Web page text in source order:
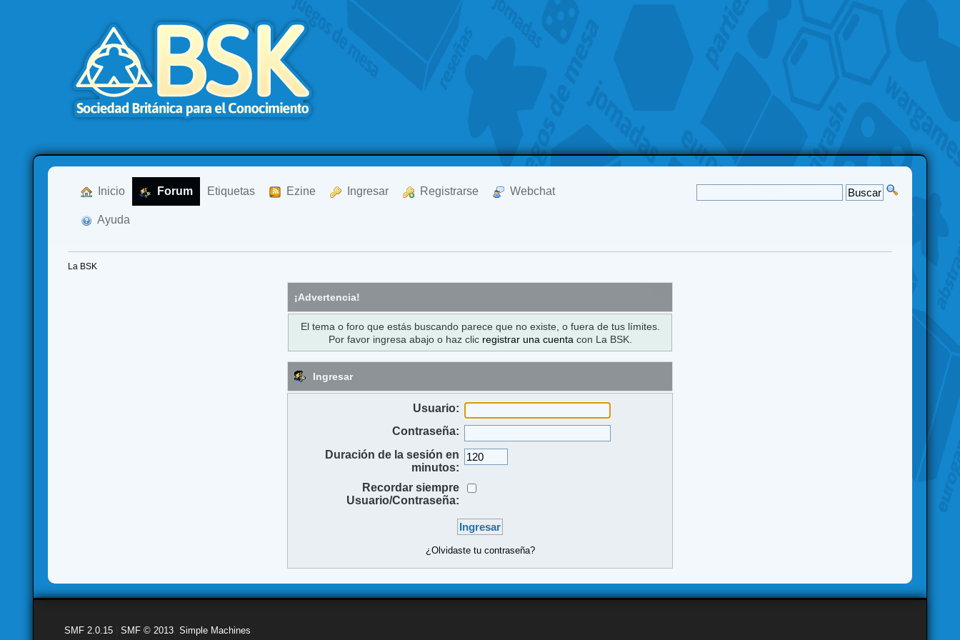
Inicio Forum Etiquetas Ezine Ingresar Registrarse Webchat
Ayuda
La BSK
¡Advertencia!
El tema o foro que estás buscando parece que no existe, o fuera de tus límites.
Por favor ingresa abajo o haz clic registrar una cuenta con La BSK.
Ingresar
Usuario:
Contraseña:
Duración de la sesión en
minutos:
Recordar siempre
Usuario/Contraseña:
¿Olvidaste tu contraseña?
SMF 2.0.15 |SMF © 2013 ,Simple Machines